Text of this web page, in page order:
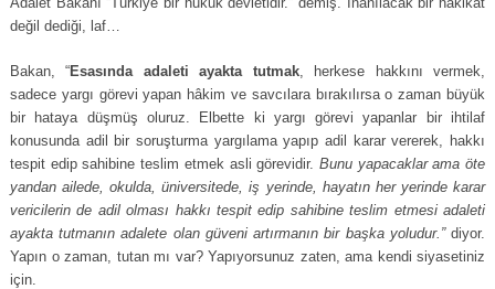
değil dediği, laf…
Bakan, “Esasında adaleti ayakta tutmak, herkese hakkını vermek,
sadece yargı görevi yapan hâkim ve savcılara bırakılırsa o zaman büyük
bir hataya düşmüş oluruz. Elbette ki yargı görevi yapanlar bir ihtilaf
konusunda adil bir soruşturma yargılama yapıp adil karar vererek, hakkı
tespit edip sahibine teslim etmek asli görevidir. Bunu yapacaklar ama öte
yandan ailede, okulda, üniversitede, iş yerinde, hayatın her yerinde karar
vericilerin de adil olması hakkı tespit edip sahibine teslim etmesi adaleti
ayakta tutmanın adalete olan güveni artırmanın bir başka yoludur.”diyor.
Yapın o zaman, tutan mı var? Yapıyorsunuz zaten, ama kendi siyasetiniz
için.